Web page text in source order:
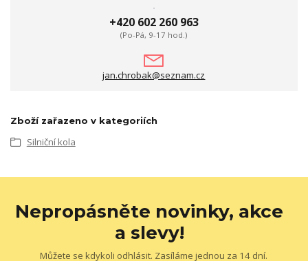
+420 602 260 963
(Po-Pá, 9-17 hod.)
jan.chrobak@seznam.cz
Zboží zařazeno v kategoriích
Silniční kola
Nepropásněte novinky, akce
a slevy!
Můžete se kdykoli odhlásit. Zasíláme jednou za 14 dní.